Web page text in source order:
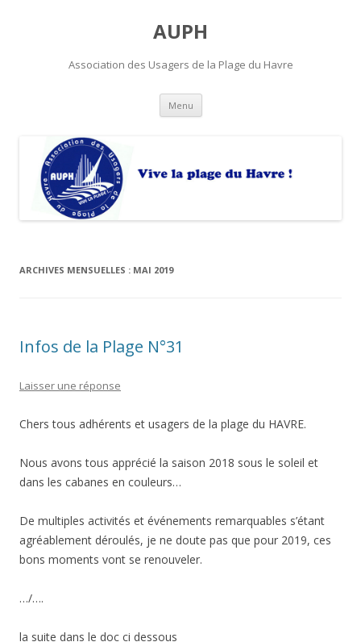
AUPH
Association des Usagers de la Plage du Havre
Menu Aller
contenu
ARCHIVES MENSUELLES : MAI 2019
Infos de la Plage N°31
Laisser une réponse
Chers tous adhérents et usagers de la plage du HAVRE.
Nous avons tous apprécié la saison 2018 sous le soleil et
dans les cabanes en couleurs…
De multiples activités et événements remarquables s’étant
agréablement déroulés, je ne doute pas que pour 2019, ces
bons moments vont se renouveler.
…/….
la suite dans le doc ci dessous